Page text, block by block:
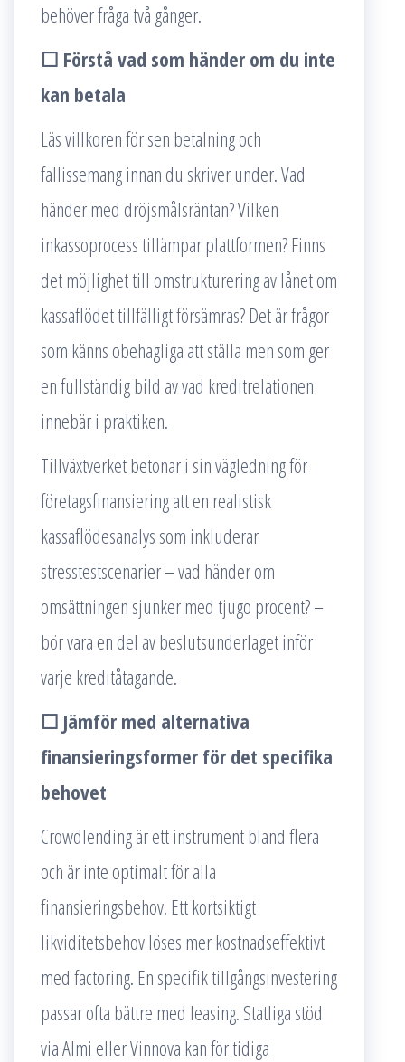
behöver fråga två gånger.
☐ Förstå vad som händer om du inte
kan betala
Läs villkoren för sen betalning och
fallissemang innan du skriver under. Vad
händer med dröjsmålsräntan? Vilken
inkassoprocess tillämpar plattformen? Finns
det möjlighet till omstrukturering av lånet om
kassaflödet tillfälligt försämras? Det är frågor
som känns obehagliga att ställa men som ger
en fullständig bild av vad kreditrelationen
innebär i praktiken.
Tillväxtverket betonar i sin vägledning för
företagsfinansiering att en realistisk
kassaflödesanalys som inkluderar
stresstestscenarier – vad händer om
omsättningen sjunker med tjugo procent? –
bör vara en del av beslutsunderlaget inför
varje kreditåtagande.
☐ Jämför med alternativa
finansieringsformer för det specifika
behovet
Crowdlending är ett instrument bland flera
och är inte optimalt för alla
finansieringsbehov. Ett kortsiktigt
likviditetsbehov löses mer kostnadseffektivt
med factoring. En specifik tillgångsinvestering
passar ofta bättre med leasing. Statliga stöd
via Almi eller Vinnova kan för tidiga